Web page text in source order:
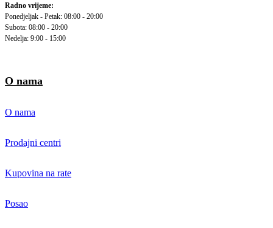
Radno vrijeme:
Ponedjeljak - Petak: 08:00 - 20:00
Subota: 08:00 - 20:00
Nedelja: 9:00 - 15:00
O nama
O nama
Prodajni centri
Kupovina na rate
Posao